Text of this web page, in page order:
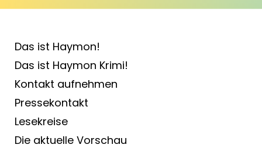
Das ist Haymon!
Das ist Haymon Krimi!
Kontakt aufnehmen
Pressekontakt
Lesekreise
Die aktuelle Vorschau